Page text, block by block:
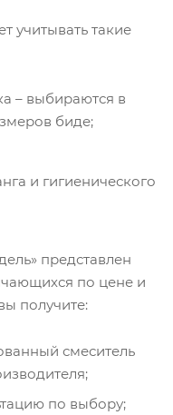
учитывать такие
– выбираются в
биде;
и гигиенического
представлен
по цене и
получите:
смеситель
по выбору;